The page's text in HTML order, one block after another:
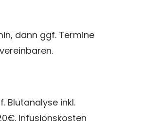
dann ggf. Termine
Blutanalyse inkl.
Infusionskosten